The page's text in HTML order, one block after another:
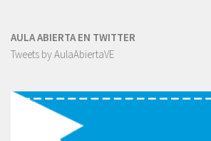
AULA ABIERTA EN TWITTER
Tweets by AulaAbiertaVE